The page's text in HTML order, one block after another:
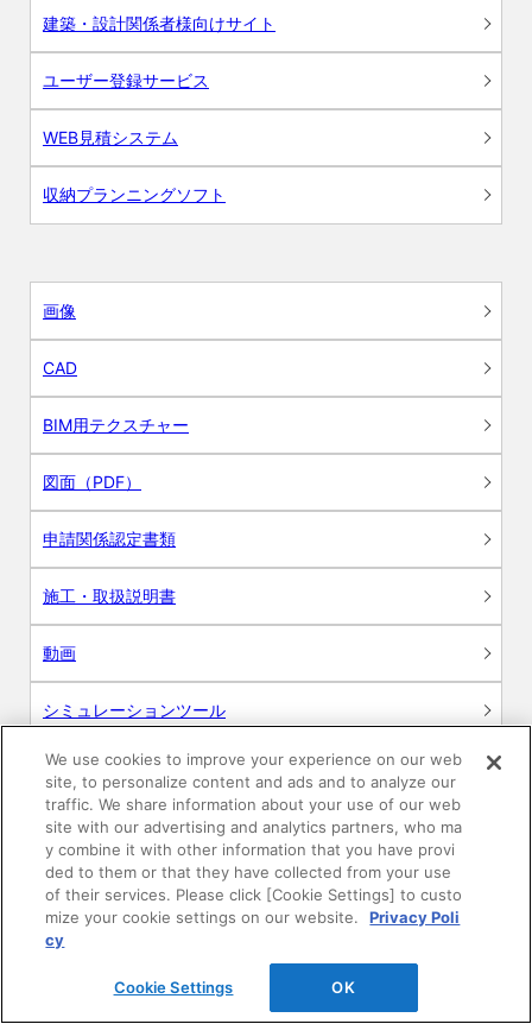
建築・設計関係者様向けサイト
ユーザー登録サービス
WEB見積システム
収納プランニングソフト
画像
CAD
BIM用テクスチャー
図面（PDF）
申請関係認定書類
施工・取扱説明書
動画
シミュレーションツール
24時間換気システム〈エアスマート〉
簡易設計見積ソフト
R&Dセンター環境測定・分析サービス
商品マスター申し込み
We use cookies to improve your experience on our web
site, to personalize content and ads and to analyze our
traffic. We share information about your use of our web
site with our advertising and analytics partners, who ma
y combine it with other information that you have provi
ded to them or that they have collected from your use
of their services. Please click [Cookie Settings] to custo
mize your cookie settings on our website.
Privacy Poli
cy
Cookie Settings OK